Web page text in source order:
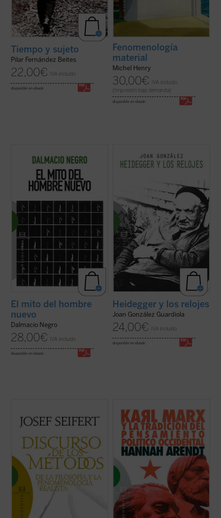
Tiempo y sujeto
Pilar Fernández Beites
22,00€ IVA incluido
disponible en ebook:
Fenomenología
material
Michel Henry
30,00€
IVA incluido
(Impresión bajo demanda)
disponible en ebook:
principales antecedentes, concepciones y
tendencias relacionados con la utopía del
hombre nuevo. En este mito, íntimamente
dependiente de la religión secular, el autor
identifica uno de los dogmas ...
(ver ficha)
El mito del hombre
nuevo
Dalmacio Negro
28,00€ IVA incluido
disponible en ebook:
filosofía del siglo XX ha levantado sobre el
tiempo es la famosa tesis de Heidegger
(ver ficha)
Heidegger y los relojes
Joan González Guardiola
24,00€ IVA incluido
disponible en ebook:
Discurso del método
, como el célebre de
Descartes, porque la tesis principal que en
«método» se dice en un ...(ver ficha)
político occidental
fue escrito en un
momento crucial de la biografía intelectual
de Arendt, y en él se perfila por primera
vez la tesis fundamental de la autora de
que la obra de Marx suponía la ...(ver ficha)